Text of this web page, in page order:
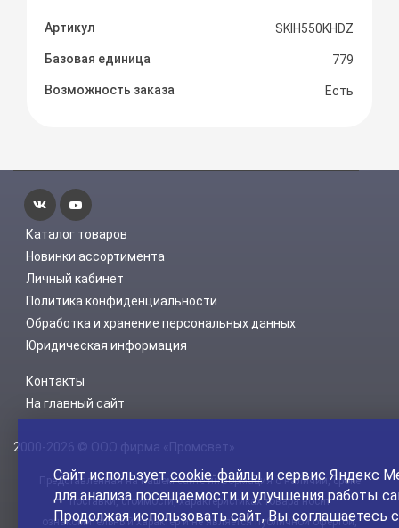
Артикул SKIH550KHDZ
Базовая единица 779
Возможность заказа Есть
Каталог товаров
Новинки ассортимента
Личный кабинет
Политика конфиденциальности
Обработка и хранение персональных данных
Юридическая информация
Контакты
На главный сайт
2000-2026 © ООО фирма «Промсвет»
Представленная на нашем сайте информация о наличии, сроке
поставки, стоимости, характеристиках товара носит
ознакомительный характер и не является публичной офертой,
Сайт используетcookie-файлы и сервис Яндекс
для анализа посещаемости и улучшения работы
Продолжая использовать сайт, Вы соглашаетесь